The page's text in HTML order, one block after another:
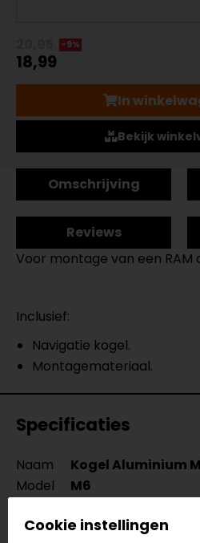
-9%
18,99
In
Bekijk
Omschrijving
Reviews
Voor montage van een RAM
Inclusief:
Navigatie kogel.
Montagemateriaal.
Specificaties
Naam
Kogel Aluminium
Model
M6
Kleur
N.v.t.
Cookie instellingen